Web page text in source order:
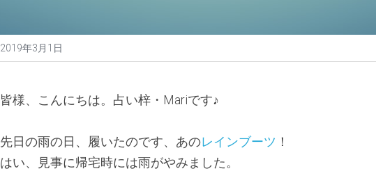
2019年3月1日
皆様、こんにちは。占い梓・Mariです♪
先日の雨の日、履いたのです、あのレインブーツ ！
はい、見事に帰宅時には雨がやみました。